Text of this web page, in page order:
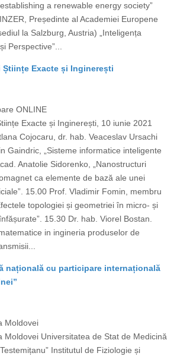
a renewable energy society”
Președinte al Academiei Europene
la Salzburg, Austria) „Inteligența
Perspective”...
Exacte și Inginerești
ONLINE
Exacte și Inginerești, 10 iunie 2021
Cojocaru, dr. hab. Veaceslav Ursachi
Gaindric, „Sisteme informatice inteligente
Anatolie Sidorenko, „Nanostructuri
ca elemente de bază ale unei
15.00 Prof. Vladimir Fomin, membru
topologiei și geometriei în micro- și
15.30 Dr. hab. Viorel Bostan.
in ingineria produselor de
națională cu participare internațională
Moldovei
Moldovei Universitatea de Stat de Medicină
Institutul de Fiziologie și